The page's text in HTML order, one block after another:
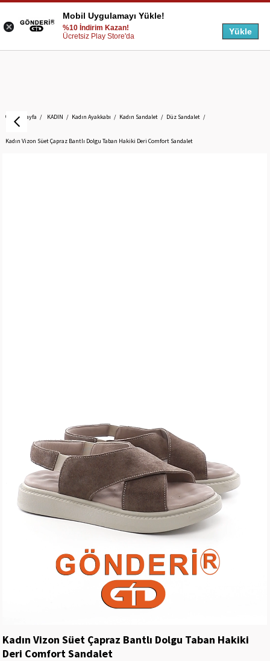
Anasayfa KADIN Kadın Ayakkabı Kadın Sandalet Düz Sandalet
Kadın Vizon Süet Çapraz Bantlı Dolgu Taban Hakiki Deri Comfort Sandalet
Kadın Vizon Süet Çapraz Bantlı Dolgu Taban Hakiki
Deri Comfort Sandalet
Mobil Uygulamayı Yükle!
%10 İndirim Kazan!
Ücretsiz Play Store'da
Yükle